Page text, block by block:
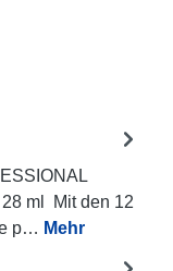
ml Mit den 12
p… Mehr